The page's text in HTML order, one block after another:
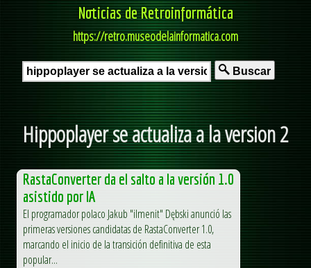
Noticias de Retroinformática
https://retro.museodelainformatica.com
Buscar
Hippoplayer se actualiza a la version 2
RastaConverter da el salto a la versión 1.0
asistido por IA
El programador polaco Jakub "ilmenit" Dębski anunció las
primeras versiones candidatas de RastaConverter 1.0,
marcando el inicio de la transición definitiva de esta
popular...